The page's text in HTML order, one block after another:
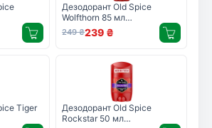
Дезодорант Old Spice
Wolfthorn 85 мл
(8006540319697)
249₴239 ₴
Tiger
Дезодорант Old Spice
Rockstar 50 мл